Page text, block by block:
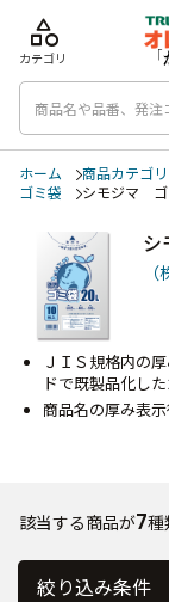
category
カテゴリ
ホーム 商品カテゴ
ゴミ袋
シモジマ
ＪＩＳ規格内の
ドで既製品化した
商品名の厚み表
該当する商品が7種
絞り込み条件